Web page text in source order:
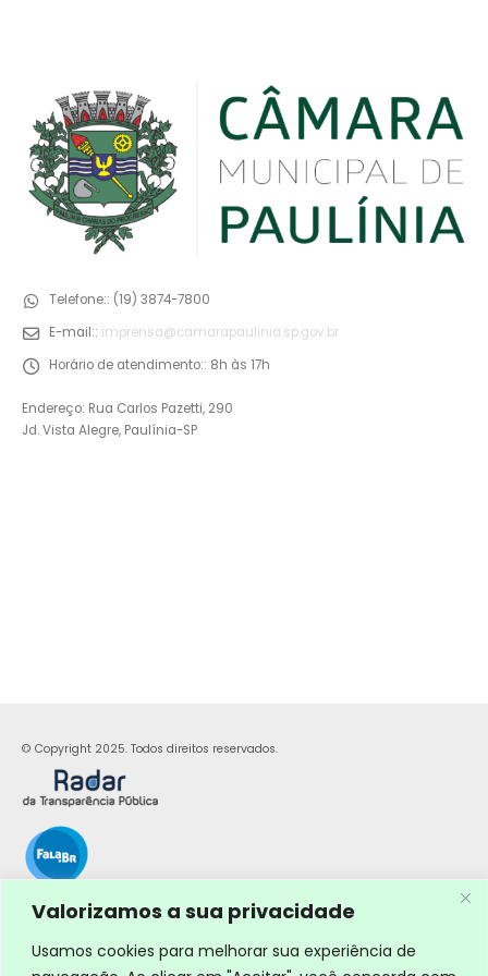
Valorizamos a sua privacidade
Usamos cookies para melhorar sua experiência de
Telefone:: (19) 3874-7800
E-mail:: imprensa@camarapaulinia.sp.gov.br
Horário de atendimento:: 8h às 17h
Endereço: Rua Carlos Pazetti, 290
Jd. Vista Alegre, Paulínia-SP
© Copyright 2025. Todos direitos reservados.